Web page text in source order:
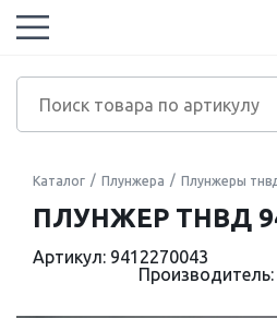
Каталог Плунжера Плунжеры
ПЛУНЖЕР ТНВД
Артикул: 9412270043
Производитель: